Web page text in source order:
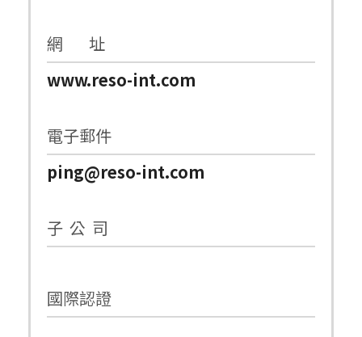
網 址
www.reso-int.com
電子郵件
ping@reso-int.com
子 公 司
國際認證